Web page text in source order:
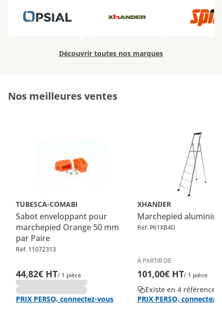
Découvrir toutes nos marques
Nos meilleures ventes
TUBESCA-COMABI
Sabot enveloppant pour
marchepied Orange 50 mm
par Paire
Réf. 11072313
44,82€ HT/ 1 pièce
PRIX PERSO, connectez-vous
XHANDER
Marchepied
Réf. P61XB4D
À PARTIR DE
101,00€ HT/ 1 pièce
Existe en 4 références
PRIX PERSO, connectez-